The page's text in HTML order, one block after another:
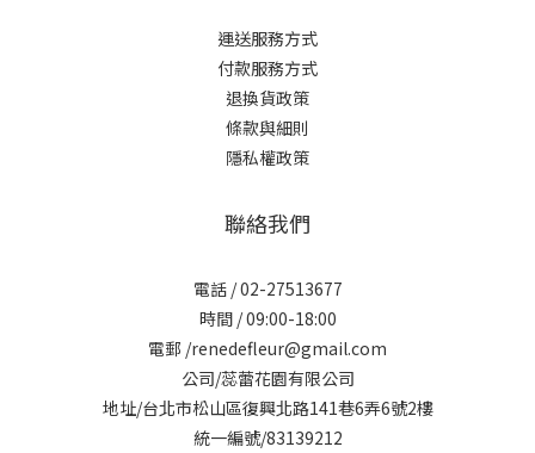
運送服務方式
付款服務方式
退換貨政策
條款與細則
隱私權政策
聯絡我們
電話 / 02-27513677
時間 / 09:00-18:00
電郵 /renedefleur@gmail.com
公司/蕊蕾花園有限公司
地址/台北市松山區復興北路141巷6弄6號2樓
統一編號/83139212